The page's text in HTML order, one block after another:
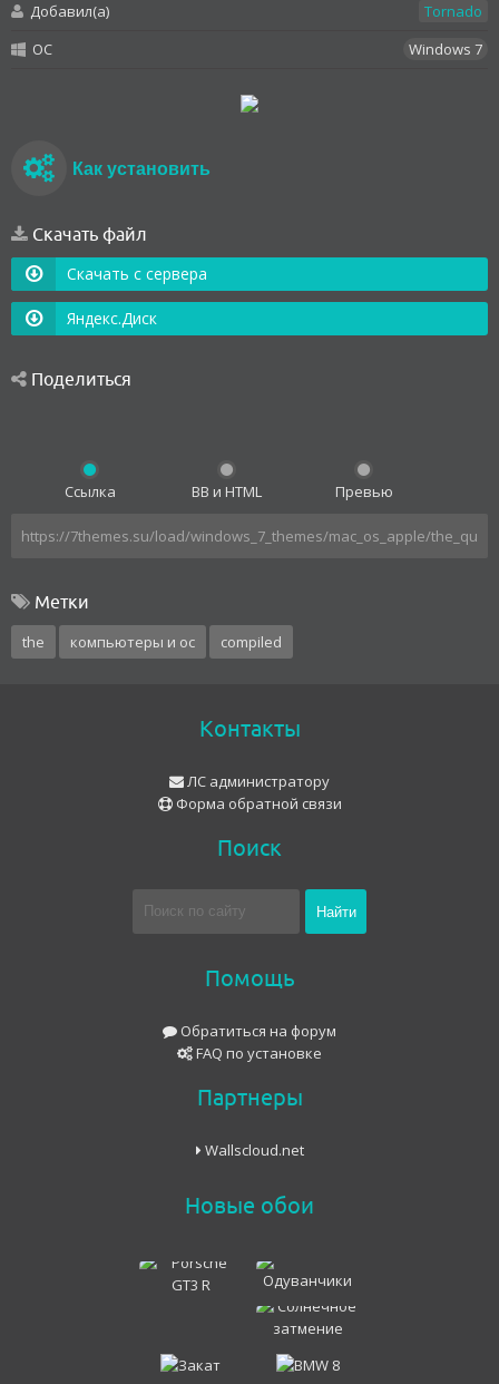
Добавил(а)
Tornado
OC
Windows 7
Как установить
Скачать файл
Скачать с сервера
Яндекс.Диск
Поделиться
Ссылка BB и HTML Превью
Метки
the компьютеры и ос compiled
Контакты
ЛС администратору
Форма обратной связи
Поиск
Помощь
Обратиться на форум
FAQ по установке
Партнеры
Wallscloud.net
Новые обои